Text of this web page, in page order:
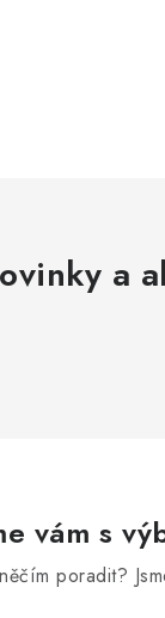
a
vám s
poradit?